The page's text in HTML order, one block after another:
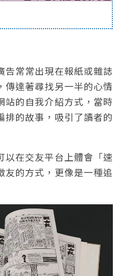
告常常出現在報紙或雜誌
傳達著尋找另一半的心情
站的自我介紹方式，當時
排的故事，吸引了讀者的
以在交友平台上體會「速
友的方式，更像是一種追